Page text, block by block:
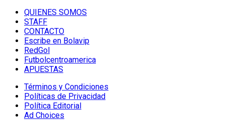
QUIENES SOMOS
STAFF
CONTACTO
Escribe en Bolavip
RedGol
Futbolcentroamerica
APUESTAS
Términos y Condiciones
Políticas de Privacidad
Política Editorial
Ad Choices